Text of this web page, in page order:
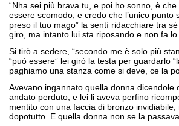
“Nha sei più brava tu, e poi ho sonno, è
essere scomodo, e credo che l’unico punto
preso il tuo mago” la sentì ridacchiare tra
giro, ma intanto lui sta riposando e non fa lo
Si tirò a sedere, “secondo me è solo più
“può essere” lei girò la testa per guardarlo
paghiamo una stanza come si deve, ce la
Avevano ingannato quella donna dicendole
andato perduto, e lei li aveva perfino
mentito con una faccia di bronzo
dopotutto. E quella donna non se la